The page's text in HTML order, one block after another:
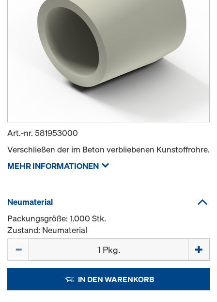
Art.-nr. 581953000
Verschließen der im Beton verbliebenen Kunstoffrohre.
MEHR INFORMATIONEN
Neumaterial
Packungsgröße: 1.000 Stk.
Zustand: Neumaterial
IN DEN WARENKORB